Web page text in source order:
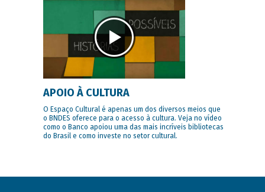
APOIO À CULTURA
O Espaço Cultural é apenas um dos diversos meios que
o BNDES oferece para o acesso à cultura. Veja no vídeo
como o Banco apoiou uma das mais incríveis bibliotecas
do Brasil e como investe no setor cultural.